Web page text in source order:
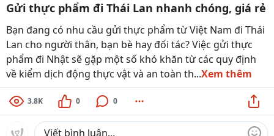
Gửi thực phẩm đi Thái Lan nhanh chóng, giá rẻ
Bạn đang có nhu cầu gửi thực phẩm từ Việt Nam đi Thái
Lan cho người thân, bạn bè hay đối tác? Việc gửi thực
phẩm đi Nhật sẽ gặp một số khó khăn từ các quy định
về kiểm dịch động thực vật và an toàn th...Xem thêm
3.8K 0 0